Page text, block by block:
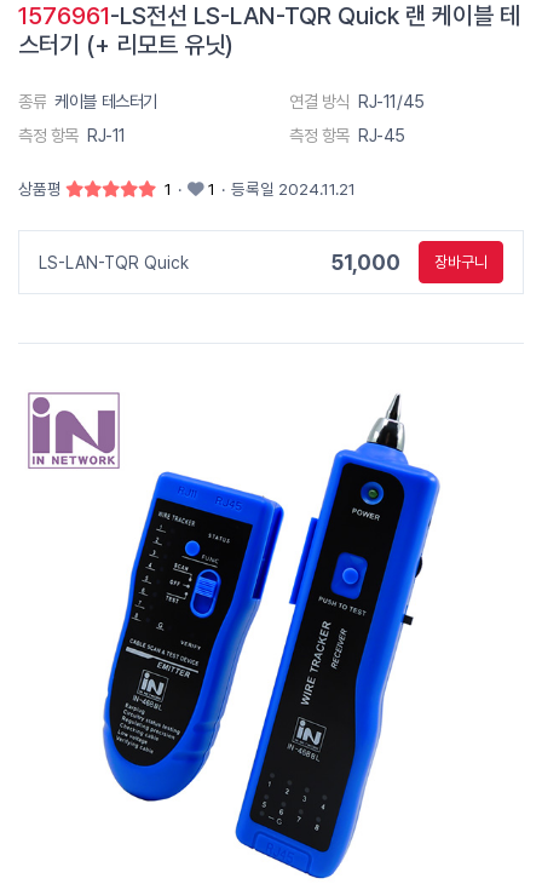
1576961-LS전선 LS-LAN-TQR Quick 랜 케이블 테
스터기 (+ 리모트 유닛)
종류 케이블 테스터기 연결 방식 RJ-11/45
측정 항목 RJ-11 측정 항목 RJ-45
상품평 1 · 1 · 등록일 2024.11.21
LS-LAN-TQR Quick 51,000 장바구니